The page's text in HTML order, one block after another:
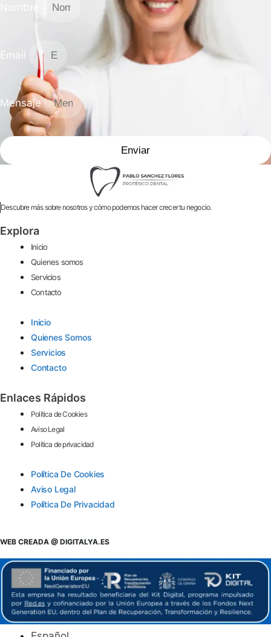
Nombre
Email
Mensaje
Enviar
Descubre más sobre nosotros y cómo podemos hacer crecer tu negocio.
Explora
Inicio
Quienes somos
Servicios
Contacto
Inicio
Quienes Somos
Servicios
Contacto
Enlaces Rápidos
Política de Cookies
Aviso Legal
Política de privacidad
Política De Cookies
Aviso Legal
Política De Privacidad
WEB CREADA @ DIGITALYA.ES